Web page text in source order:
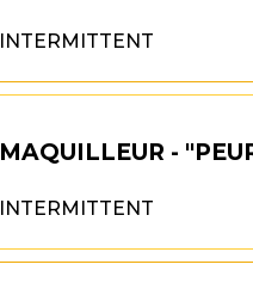
INTERMITTENT
MAQUILLEUR -
INTERMITTENT